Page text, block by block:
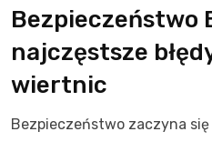
Bezpieczeństwo
najczęstsze
wiertnic
Bezpieczeństwo zaczyna